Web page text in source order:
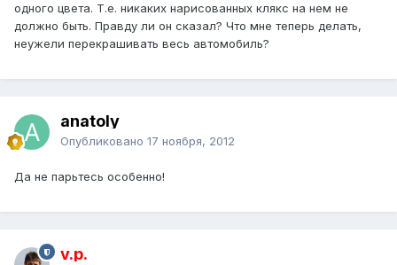
одного цвета. Т.е. никаких нарисованных клякс на нем не
должно быть. Правду ли он сказал? Что мне теперь делать,
неужели перекрашивать весь автомобиль?
anatoly
Опубликовано 17 ноября, 2012
Да не парьтесь особенно!
v.p.